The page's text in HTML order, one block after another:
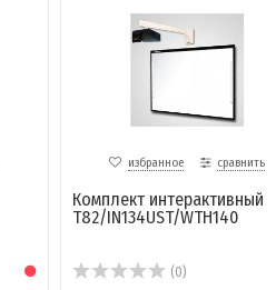
избранное сравнить
Комплект интерактивный
T82/IN134UST/WTH140
(0)